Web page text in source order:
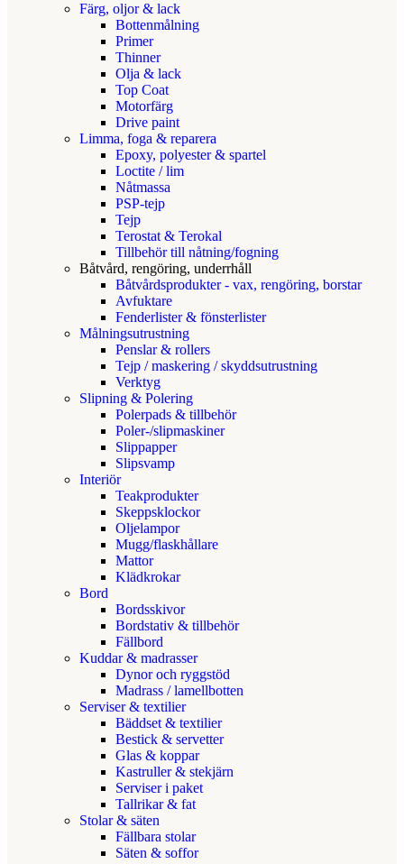
Färg, oljor & lack
Bottenmålning
Primer
Thinner
Olja & lack
Top Coat
Motorfärg
Drive paint
Limma, foga & reparera
Epoxy, polyester & spartel
Loctite / lim
Nåtmassa
PSP-tejp
Tejp
Terostat & Terokal
Tillbehör till nåtning/fogning
Båtvård, rengöring, underrhåll
Båtvårdsprodukter - vax, rengöring, borstar
Avfuktare
Fenderlister & fönsterlister
Målningsutrustning
Penslar & rollers
Tejp / maskering / skyddsutrustning
Verktyg
Slipning & Polering
Polerpads & tillbehör
Poler-/slipmaskiner
Slippapper
Slipsvamp
Interiör
Teakprodukter
Skeppsklockor
Oljelampor
Mugg/flaskhållare
Mattor
Klädkrokar
Bord
Bordsskivor
Bordstativ & tillbehör
Fällbord
Kuddar & madrasser
Dynor och ryggstöd
Madrass / lamellbotten
Serviser & textilier
Bäddset & textilier
Bestick & servetter
Glas & koppar
Kastruller & stekjärn
Serviser i paket
Tallrikar & fat
Stolar & säten
Fällbara stolar
Säten & soffor